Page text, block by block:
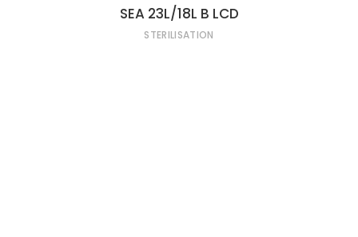
SEA 23L/18L B LCD
STERILISATION